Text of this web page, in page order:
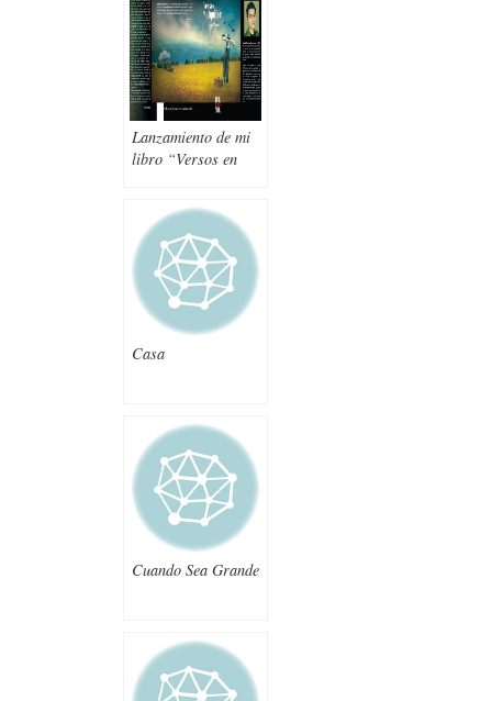
Lanzamiento de mi
libro “Versos en
Casa
Cuando Sea Grande